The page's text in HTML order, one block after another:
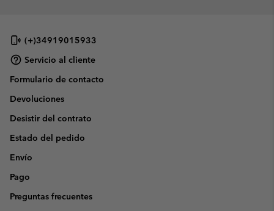
(+)34919015933
Servicio al cliente
Formulario de contacto
Devoluciones
Desistir del contrato
Estado del pedido
Envío
Pago
Preguntas frecuentes